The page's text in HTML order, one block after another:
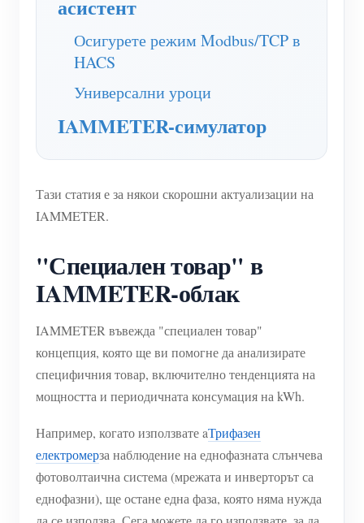
Блогове
асистент
Осигурете режим Modbus/TCP в
HACS
Универсални уроци
IAMMETER-симулатор
Тази статия е за някои скорошни актуализации на
IAMMETER.
"Специален товар" в
IAMMETER-облак
IAMMETER въвежда "специален товар"
концепция, която ще ви помогне да анализирате
специфичния товар, включително тенденцията на
мощността и периодичната консумация на kWh.
Например, когато използвате aТрифазен
електромерза наблюдение на еднофазната слънчева
фотоволтаична система (мрежата и инверторът са
еднофазни), ще остане една фаза, която няма нужда